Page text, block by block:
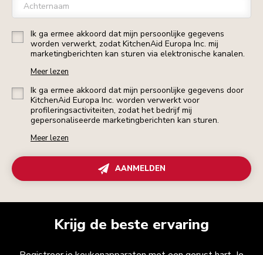
Achternaam
Ik ga ermee akkoord dat mijn persoonlijke gegevens
worden verwerkt, zodat KitchenAid Europa Inc. mij
marketingberichten kan sturen via elektronische kanalen.
Meer lezen
Ik ga ermee akkoord dat mijn persoonlijke gegevens door
KitchenAid Europa Inc. worden verwerkt voor
profileringsactiviteiten, zodat het bedrijf mij
gepersonaliseerde marketingberichten kan sturen.
Meer lezen
AANMELDEN
Krijg de beste ervaring